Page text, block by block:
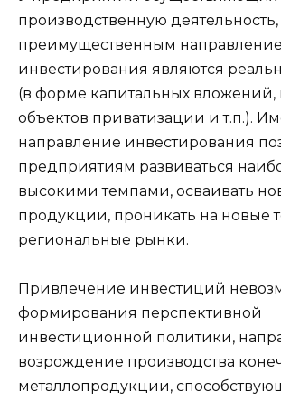
производственную деятельность,
преимущественным
инвестирования являются
(в форме капитальных вложений,
объектов приватизации и т.п.).
направление инвестирования
предприятиям развиваться
высокими темпами, осваивать
продукции, проникать на новые
региональные рынки.
Привлечение инвестиций
формирования перспективной
инвестиционной политики,
возрождение производства
металлопродукции,